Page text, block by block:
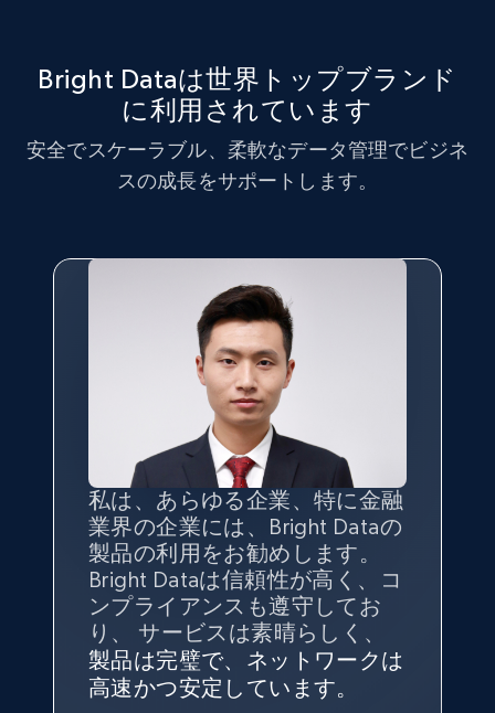
X (formerly Twitter) - Posts - Getting x
posts by array of profiles
1.2K+ 無料トライアル
Account id, Nickname, Biography, Awg
engagement rate, Comment engagement rate,
Like engagement rate, Bio link, Predicted lang,
and more.
8.3K+ 963+ 無料トライアル
TikTok - Profiles - Discover by search URL
Bright Dataは世界トップブランド
に利用されています
安全でスケーラブル、柔軟なデータ管理でビジネ
スの成長をサポートします。
私は、あらゆる企業、特に金融
業界の企業には、Bright Dataの
製品の利用をお勧めします。
Bright Dataは信頼性が高く、コ
ンプライアンスも遵守してお
り、 サービスは素晴らしく、
製品は完璧で、ネットワークは
高速かつ安定しています。
インターネットから公開ウェブ
データを収集する機能なしで
は、ブランドがすべての媒体に
向けて紹介されたこと、またそ
の展開先を知りえることはでき
インターネットから公開ウェブ
データを収集する機能なしで
は、ブランドがすべての媒体に
向けて紹介されたこと、またそ
の展開先を知りえることはでき
ず、また、Bright Dataのサポー
トなしでは急成長を遂げること
はできなかったでしょう。
私の経験から言えば、Bright
Dataのサービスは極めて貴重な
ものでした。Bright Dataのおか
げで、当社のニーズを満たすの
に十分な公開ウェブデータを収
データの 質 と量を最大限に確
保することが最も重要であり、
そこでBright Dataとtgndataの
組み合わせが威力を発揮しま
す。
George Koutsoudopoulos
CEO at tgndata
信頼性に非常に感銘を受けてお
り、Bright Dataには全体的に大
変満足しています。アカウント
マネージャーとは定期的な連絡
ルートがあり、非常に協力的で
Bright Dataとの提携には大変満
足しております。全てが順調
で、ネットワークは非常に 安定
しており、 カスタマーサービス
にも満足しています。 サポート